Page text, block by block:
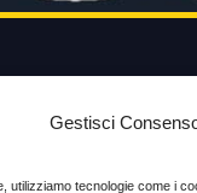
Gestisci
utilizziamo tecnologie come i